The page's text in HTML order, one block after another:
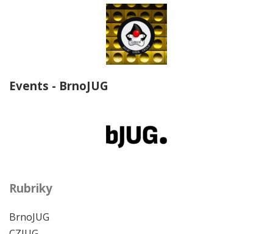
Events - BrnoJUG
Rubriky
BrnoJUG